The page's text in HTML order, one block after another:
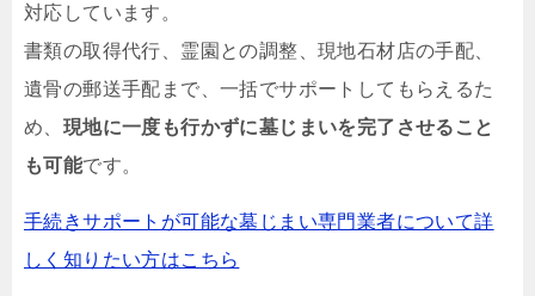
対応しています。
書類の取得代行、霊園との調整、現地石材店の手配、
遺骨の郵送手配まで、一括でサポートしてもらえるた
め、 現地に一度も行かずに墓じまいを完了させること
も可能です。
手続きサポートが可能な墓じまい専門業者について詳
しく知りたい方はこちら